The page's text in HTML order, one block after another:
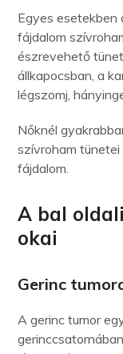
Egyes
fájdalom
észrevehető
állkapocsban, a
légszomj,
Nőknél
szívroham
fájdalom.
A bal
okai
Gerinc
A gerinc tumor